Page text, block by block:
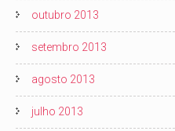
outubro 2013
setembro 2013
agosto 2013
julho 2013